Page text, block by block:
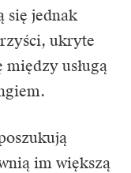
się jednak
ukryte
usługą
im większą